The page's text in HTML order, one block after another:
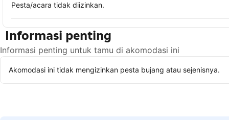
Pesta/acara tidak diizinkan.
Informasi penting
Informasi penting untuk tamu di akomodasi ini
Akomodasi ini tidak mengizinkan pesta bujang atau sejenisnya.